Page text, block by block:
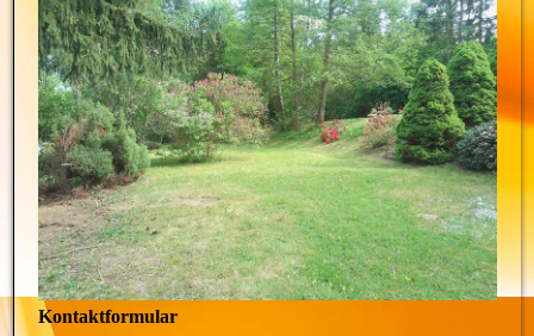
Kontaktformular